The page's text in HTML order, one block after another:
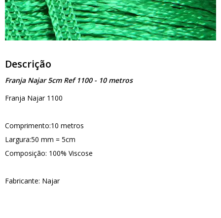
Descrição
Franja Najar 5cm Ref 1100 - 10 metros
Franja Najar 1100
Comprimento:10 metros
Largura:50 mm = 5cm
Composição: 100% Viscose
Fabricante: Najar